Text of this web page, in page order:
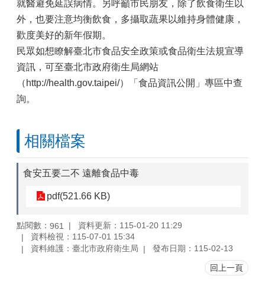
就醫避免延誤病情。另呼籲市民朋友，除了飲食衛生以
外，也要注意均衡飲食，多攝取蔬果以維持身體健康，
歡度美好的新年假期。
民眾如想瞭解臺北市食品安全政策或食品衛生法規宣導
資訊，可至臺北市政府衛生局網站
（http://health.gov.taipei/）「食品資訊公開」專區中查
詢。
相關檔案
食安五要二不 遠離食品中毒
pdf(521.66 KB)
點閱數： 961
資料更新：115-01-20 11:29
資料檢視：115-07-01 15:34
資料維護：臺北市政府衛生局
發布日期：115-02-13
回上一頁